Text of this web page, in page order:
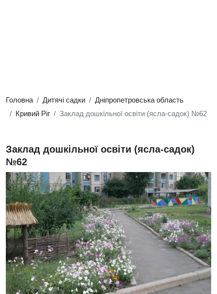
Головна Дитячі садки
Дніпропетровська область
Кривий Ріг
Заклад дошкільної освіти (ясла-садок) №62
Заклад дошкільної освіти (ясла-садок)
№62